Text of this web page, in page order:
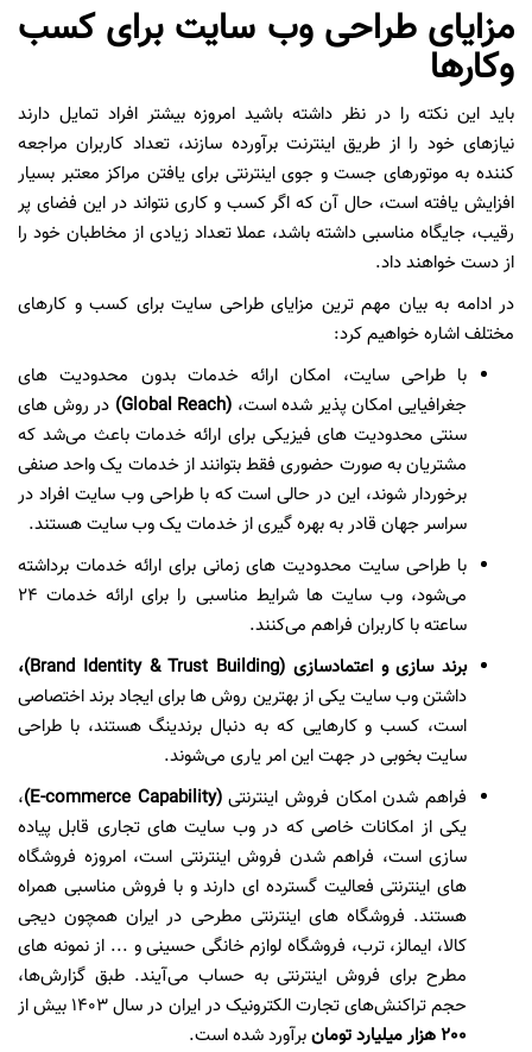
مزایای طراحی وب سایت برای کسب
وکارها
باید این نکته را در نظر داشته باشید امروزه بیشتر افراد تمایل دارند
نیازهای خود را از طریق اینترنت برآورده سازند، تعداد کاربران مراجعه
کننده به موتورهای جست و جوی اینترنتی برای یافتن مراکز معتبر بسیار
افزایش یافته است، حال آن که اگر کسب و کاری نتواند در این فضای پر
رقیب، جایگاه مناسبی داشته باشد، عملا تعداد زیادی از مخاطبان خود را
از دست خواهند داد.
در ادامه به بیان مهم ترین مزایای طراحی سایت برای کسب و کارهای
مختلف اشاره خواهیم کرد:
با طراحی سایت، امکان ارائه خدمات بدون محدودیت های
جغرافیایی امکان پذیر شده است، (Global Reach)
در روش های
سنتی محدودیت های فیزیکی برای ارائه خدمات باعث می‌شد که
مشتریان به صورت حضوری فقط بتوانند از خدمات یک واحد صنفی
برخوردار شوند، این در حالی است که با طراحی وب سایت افراد در
سراسر جهان قادر به بهره گیری از خدمات یک وب سایت هستند.
با طراحی سایت محدودیت های زمانی برای ارائه خدمات برداشته
می‌شود، وب سایت ها شرایط مناسبی را برای ارائه خدمات 24
ساعته با کاربران فراهم می‌کنند.
برند سازی و اعتمادسازی (Brand Identity & Trust Building)
،
داشتن وب سایت یکی از بهترین روش ها برای ایجاد برند اختصاصی
است، کسب و کارهایی که به دنبال برندینگ هستند، با طراحی
سایت بخوبی در جهت این امر یاری می‌شوند.
فراهم شدن امکان فروش اینترنتی (E-commerce Capability)
،
یکی از امکانات خاصی که در وب سایت های تجاری قابل پیاده
سازی است، فراهم شدن فروش اینترنتی است، امروزه فروشگاه
های اینترنتی فعالیت گسترده ای دارند و با فروش مناسبی همراه
هستند. فروشگاه های اینترنتی مطرحی در ایران همچون دیجی
کالا، ایمالز، ترب، فروشگاه لوازم خانگی حسینی و ... از نمونه های
مطرح برای فروش اینترنتی به حساب می‌آیند. طبق گزارش‌ها،
حجم تراکنش‌های تجارت الکترونیک در ایران در سال ۱۴۰۳ بیش از
200 هزار میلیارد تومانبرآورد شده است.